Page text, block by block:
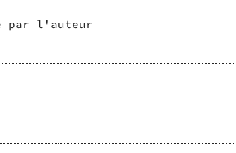
par l'auteur